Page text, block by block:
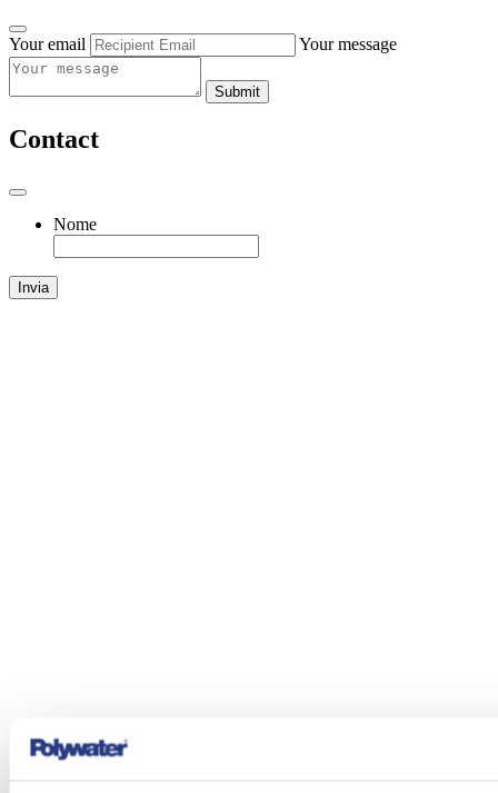
Your email Your message
Submit
Contact
Nome